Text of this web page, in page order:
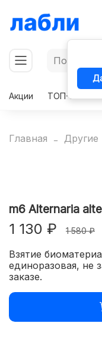
Акции
ТОП-50
Главная Другие
m6 Alternaria
1 130 ₽ 1 580 ₽
Взятие
единоразовая, не
заказе.